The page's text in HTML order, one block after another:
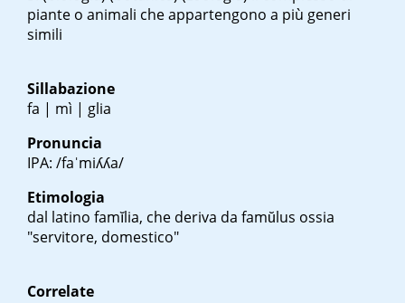
piante o animali che appartengono a più generi
simili
Sillabazione
fa | mì | glia
Pronuncia
IPA: /faˈmiʎʎa/
Etimologia
dal latino famĭlia, che deriva da famŭlus ossia
"servitore, domestico"
Correlate